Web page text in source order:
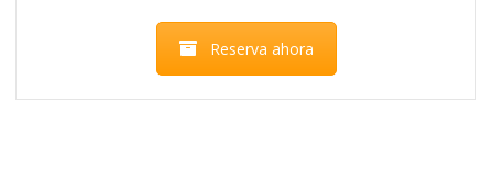
Reserva ahora